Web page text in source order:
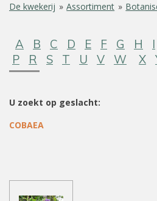
De kwekerij » Assortiment »
A B C D E F G H I
P
R S T U V W X
U zoekt op geslacht:
COBAEA